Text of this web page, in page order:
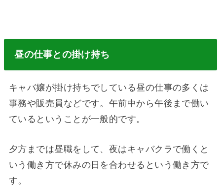
昼の仕事との掛け持ち
キャバ嬢が掛け持ちでしている昼の仕事の多くは
事務や販売員などです。午前中から午後まで働い
ているということが一般的です。
夕方までは昼職をして、夜はキャバクラで働くと
いう働き方で休みの日を合わせるという働き方で
す。